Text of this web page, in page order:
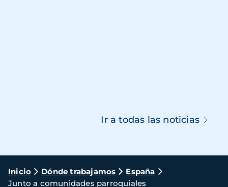
Ir a todas las noticias
Ruta
Inicio Dónde trabajamos
España
Junto a comunidades parroquiales